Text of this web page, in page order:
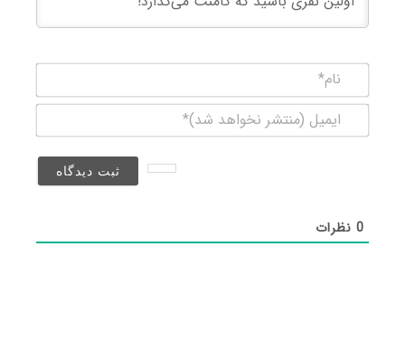
(منتشر
0نظرات